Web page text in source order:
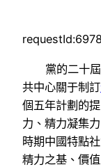
黨的二十
共中心關于制訂
個五年計劃的
力、精力凝集
時期中國特點
精力之基、價